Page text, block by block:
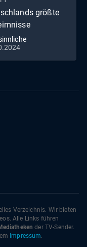
größte
und
faszinierende
Verzeichnis. Wir bieten
Alle Links führen
der TV-Sender.
Impressum.